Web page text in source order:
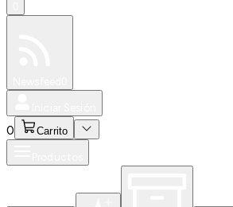
0 Carrito